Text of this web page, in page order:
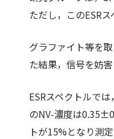
ただし，このESR
グラファイト等を
た結果，信号を妨
ESRスペクトルで
のNV-濃度は
トが15%となり測